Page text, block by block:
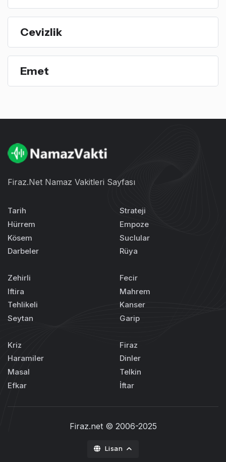
Cevizlik
Emet
Firaz.Net Namaz Vakitleri Sayfası
Tarih
Hürrem
Kösem
Darbeler
Strateji
Empoze
Suclular
Rüya
Zehirli
Iftira
Tehlikeli
Seytan
Fecir
Mahrem
Kanser
Garip
Kriz
Haramiler
Masal
Efkar
Firaz
Dinler
Telkin
İftar
Firaz.net© 2006-2025
Lisan